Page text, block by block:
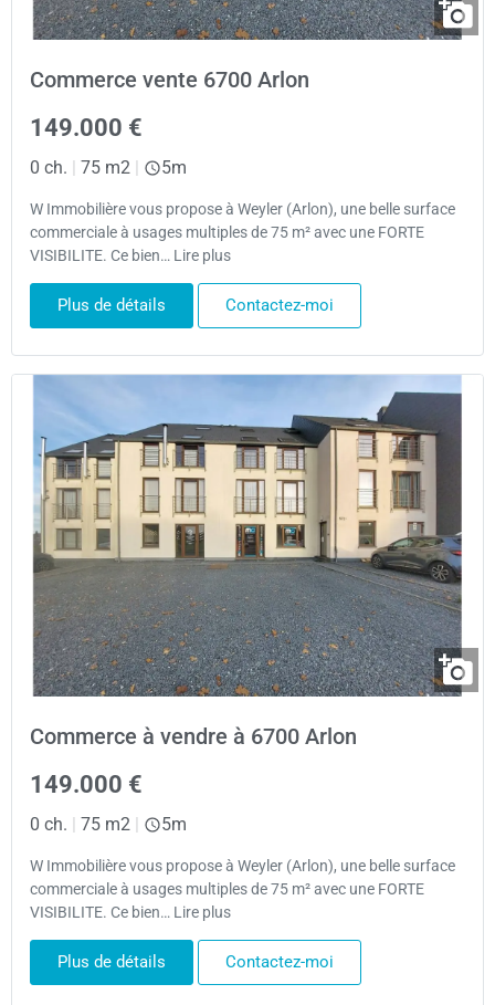
Commerce vente 6700 Arlon
149.000 €
0 ch. 75 m2 5m
W Immobilière vous propose à Weyler (Arlon), une belle surface
commerciale à usages multiples de 75 m² avec une FORTE
VISIBILITE. Ce bien… Lire plus
Plus de détails Contactez-moi
Commerce à vendre à 6700 Arlon
149.000 €
0 ch. 75 m2 5m
W Immobilière vous propose à Weyler (Arlon), une belle surface
commerciale à usages multiples de 75 m² avec une FORTE
VISIBILITE. Ce bien… Lire plus
Plus de détails Contactez-moi